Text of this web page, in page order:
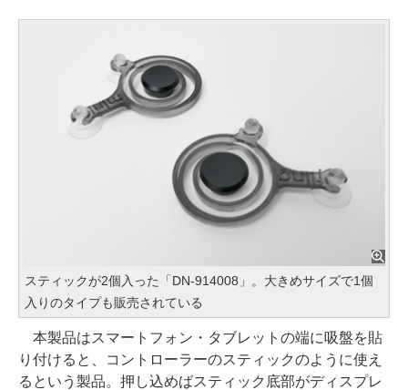
スティックが2個入った「DN-914008」。大きめサイズで1個
入りのタイプも販売されている
本製品はスマートフォン・タブレットの端に吸盤を貼
り付けると、コントローラーのスティックのように使え
るという製品。押し込めばスティック底部がディスプレ